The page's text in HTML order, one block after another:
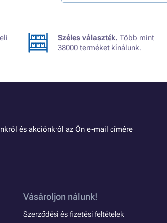
Széles választék. Több mint
38000 terméket kínálunk.
és akciónkról az Ön e-mail címére
Vásároljon nálunk!
Szerződési és fizetési feltételek